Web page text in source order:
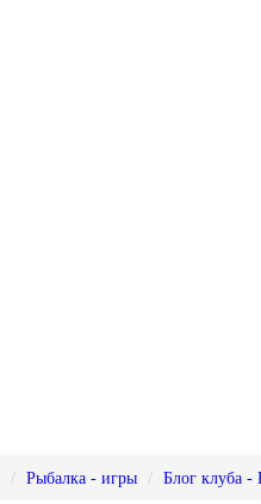
Рыбалка - игры Блог клуба -